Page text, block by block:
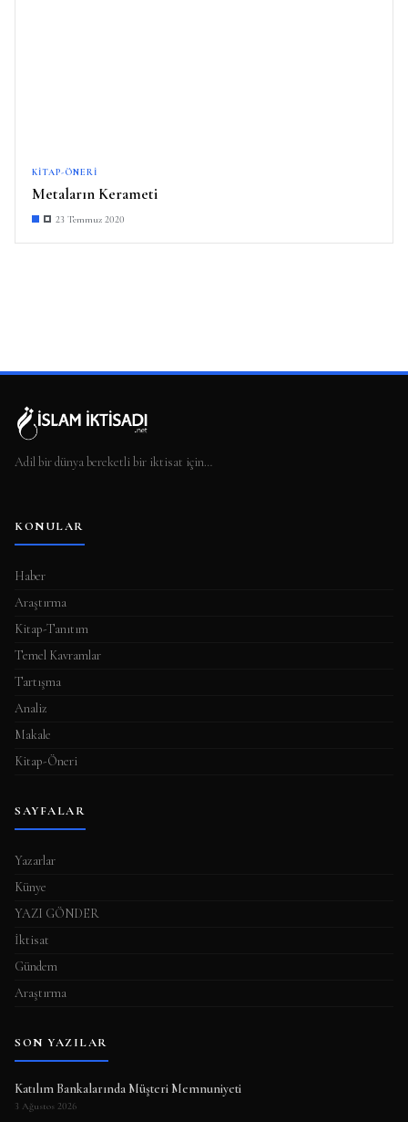
KITAP-ÖNERI
Metaların Kerameti
23 Temmuz 2020
Adil bir dünya bereketli bir iktisat için…
KONULAR
Haber
Araştırma
Kitap-Tanıtım
Temel Kavramlar
Tartışma
Analiz
Makale
Kitap-Öneri
SAYFALAR
Yazarlar
Künye
YAZI GÖNDER
İktisat
Gündem
Araştırma
SON YAZILAR
Katılım Bankalarında Müşteri Memnuniyeti
3 Ağustos 2026